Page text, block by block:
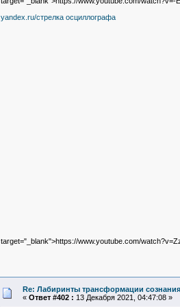
yandex.ru/стрелка осциллографа
target="_blank">https://www.youtube.com/
Re: Лабиринты трансформации
« Ответ #402 : 13 Декабря 2021, 04:47:08 »